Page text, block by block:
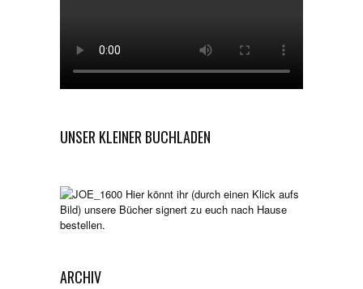
UNSER KLEINER BUCHLADEN
Hier könnt ihr (durch einen Klick aufs
Bild) unsere Bücher signert zu euch nach Hause
bestellen.
ARCHIV